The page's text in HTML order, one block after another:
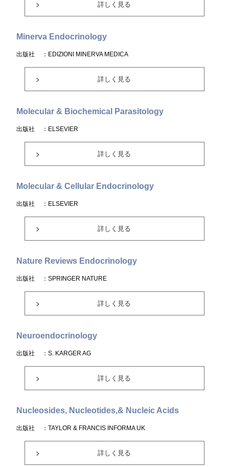
詳しく見る
Minerva Endocrinology
出版社 ：EDIZIONI MINERVA MEDICA
詳しく見る
Molecular & Biochemical Parasitology
出版社 ：ELSEVIER
詳しく見る
Molecular & Cellular Endocrinology
出版社 ：ELSEVIER
詳しく見る
Nature Reviews Endocrinology
出版社 ：SPRINGER NATURE
詳しく見る
Neuroendocrinology
出版社 ：S. KARGER AG
詳しく見る
Nucleosides, Nucleotides,& Nucleic Acids
出版社 ：TAYLOR & FRANCIS INFORMA UK
詳しく見る